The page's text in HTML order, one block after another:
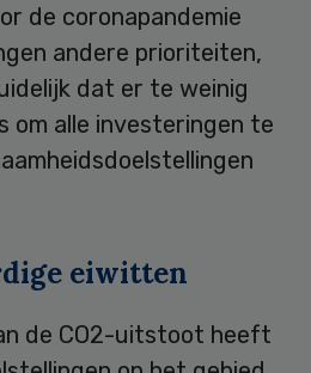
de coronapandemie
andere prioriteiten,
dat er te weinig
om alle investeringen te
eiwitten
de CO2-uitstoot heeft